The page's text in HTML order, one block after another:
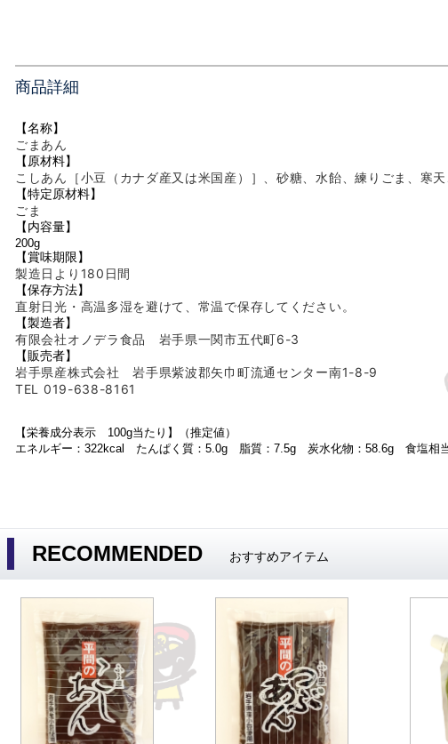
商品詳細
【名称】
ごまあん
【原材料】
こしあん［小豆（カナダ産又は米国産）］、砂糖、水飴、練りごま、寒
【特定原材料】
ごま
【内容量】
200g
【賞味期限】
製造日より180 日間
【保存方法】
直射日光・高温多湿を避けて、常温で保存してください。
【製造者】
有限会社オノデラ食品 岩手県一関市五代町6-3
【販売者】
岩手県産株式会社 岩手県紫波郡矢巾町流通センター南1-8-9
TEL 019-638-8161
【栄養成分表示 100g当たり】（推定値）
エネルギー：322kcal たんぱく質：5.0g 脂質：7.5g 炭水化物：58.6g 食塩相
RECOMMENDED おすすめアイテム